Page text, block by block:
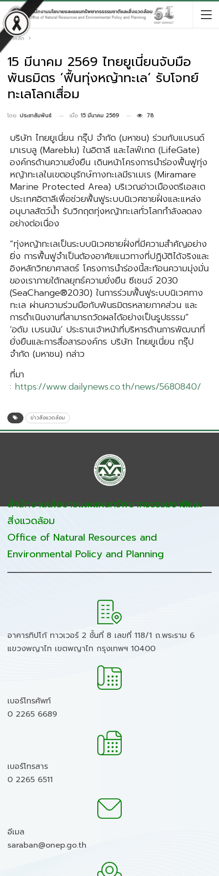
หน้าหลัก
15 มีนาคม 2569 ไทยยูเนี่ยนจับมือ
พันธมิตร ‘ฟื้นทุ่งหญ้าทะเล’ รับโจทย์
ทะเลโลกเสื่อม
โดย ประชาสัมพันธ์ เมื่อ 15 มีนาคม 2569 78
บริษัท ไทยยูเนี่ยน กรุ๊ป จำกัด (มหาชน) ร่วมกับแบรนด์
มาเรบลู (Mareblu) ในอิตาลี และไลฟ์เกต (LifeGate)
องค์กรด้านความยั่งยืน เดินหน้าโครงการนำร่องฟื้นฟูทุ่ง
หญ้าทะเลในเขตอนุรักษ์ทางทะเลมีราเมเร (Miramare
Marine Protected Area) บริเวณอ่าวเมืองตรีเอสเต
ประเทศอิตาลีเพื่อช่วยฟื้นฟูระบบนิเวศชายฝั่งและแหล่ง
อนุบาลสัตว์น้ำ รับวิกฤตทุ่งหญ้าทะเลทั่วโลกกำลังลดลง
อย่างต่อเนื่อง
“ทุ่งหญ้าทะเลเป็นระบบนิเวศชายฝั่งที่มีความสำคัญอย่าง
ยิ่ง การฟื้นฟูจำเป็นต้องอาศัยแนวทางที่ปฏิบัติได้จริงและ
อิงหลักวิทยาศาสตร์ โครงการนำร่องนี้สะท้อนความมุ่งมั่น
ของเราภายใต้กลยุทธ์ความยั่งยืน ซีเชนจ์ 2030
(SeaChange®2030) ในการร่วมฟื้นฟูระบบนิเวศทาง
ทะเล ผ่านความร่วมมือกับพันธมิตรหลายภาคส่วน และ
การดำเนินงานที่สามารถวัดผลได้อย่างเป็นรูปธรรม”
‘อดัม เบรนนัน’ ประธานเจ้าหน้าที่บริหารด้านการพัฒนาที่
ยั่งยืนและการสื่อสารองค์กร บริษัท ไทยยูเนี่ยน กรุ๊ป
จำกัด (มหาชน) กล่าว
ที่มา
: https://www.dailynews.co.th/news/5680840/
ข่าวสิ่งแวดล้อม
สำนักงานนโยบายและแผนทรัพยากรธรรมชาติและ
สิ่งแวดล้อม
Office of Natural Resources and
Environmental Policy and Planning
อาคารทิปโก้ ทาวเวอร์ 2 ชั้นที่ 8 เลขที่ 118/1 ถ.พระราม 6
แขวงพญาไท เขตพญาไท กรุงเทพฯ 10400
เบอร์โทรศัพท์
0 2265 6689
เบอร์โทรสาร
0 2265 6511
อีเมล
saraban@onep.go.th